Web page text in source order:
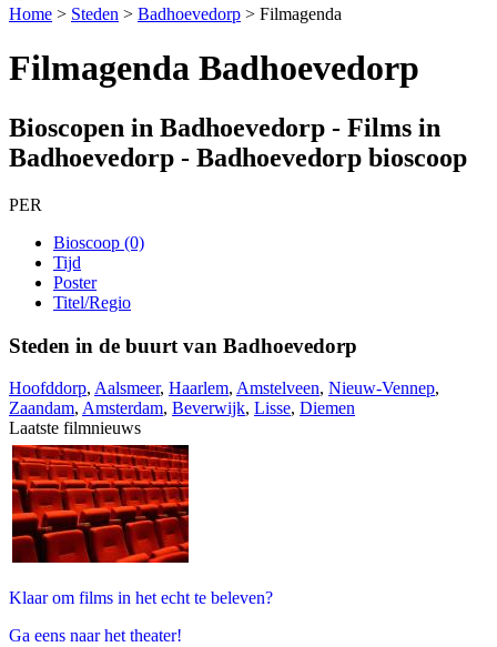
Home > Steden > Badhoevedorp > Filmagenda
Filmagenda Badhoevedorp
Bioscopen in Badhoevedorp - Films in
Badhoevedorp - Badhoevedorp bioscoop
PER
Bioscoop (0)
Tijd
Poster
Titel/Regio
Steden in de buurt van Badhoevedorp
Hoofddorp, Aalsmeer, Haarlem, Amstelveen, Nieuw-Vennep,
Zaandam, Amsterdam, Beverwijk, Lisse, Diemen
Laatste filmnieuws
Klaar om films in het echt te beleven?
Ga eens naar het theater!